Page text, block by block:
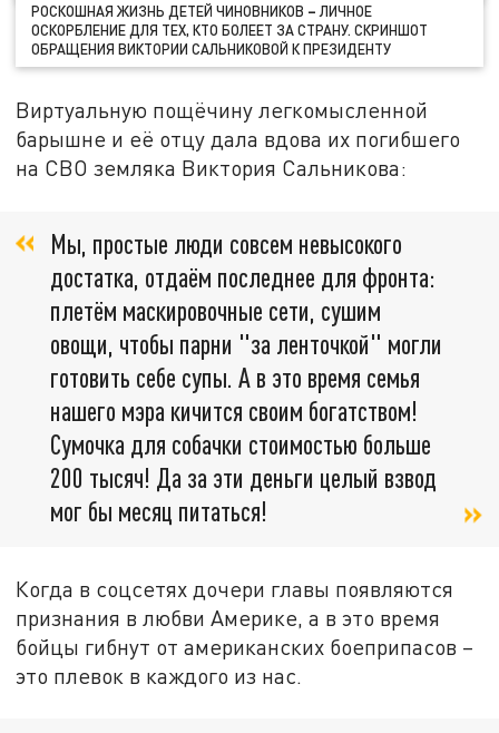
РОСКОШНАЯ ЖИЗНЬ ДЕТЕЙ ЧИНОВНИКОВ – ЛИЧНОЕ
ОСКОРБЛЕНИЕ ДЛЯ ТЕХ, КТО БОЛЕЕТ ЗА СТРАНУ. СКРИНШОТ
ОБРАЩЕНИЯ ВИКТОРИИ САЛЬНИКОВОЙ К ПРЕЗИДЕНТУ
Виртуальную пощёчину легкомысленной
барышне и её отцу дала вдова их погибшего
на СВО земляка Виктория Сальникова:
Мы, простые люди совсем невысокого
достатка, отдаём последнее для фронта:
плетём маскировочные сети, сушим
овощи, чтобы парни "за ленточкой" могли
готовить себе супы. А в это время семья
нашего мэра кичится своим богатством!
Сумочка для собачки стоимостью больше
200 тысяч! Да за эти деньги целый взвод
мог бы месяц питаться!
Когда в соцсетях дочери главы появляются
признания в любви Америке, а в это время
бойцы гибнут от американских боеприпасов –
это плевок в каждого из нас.